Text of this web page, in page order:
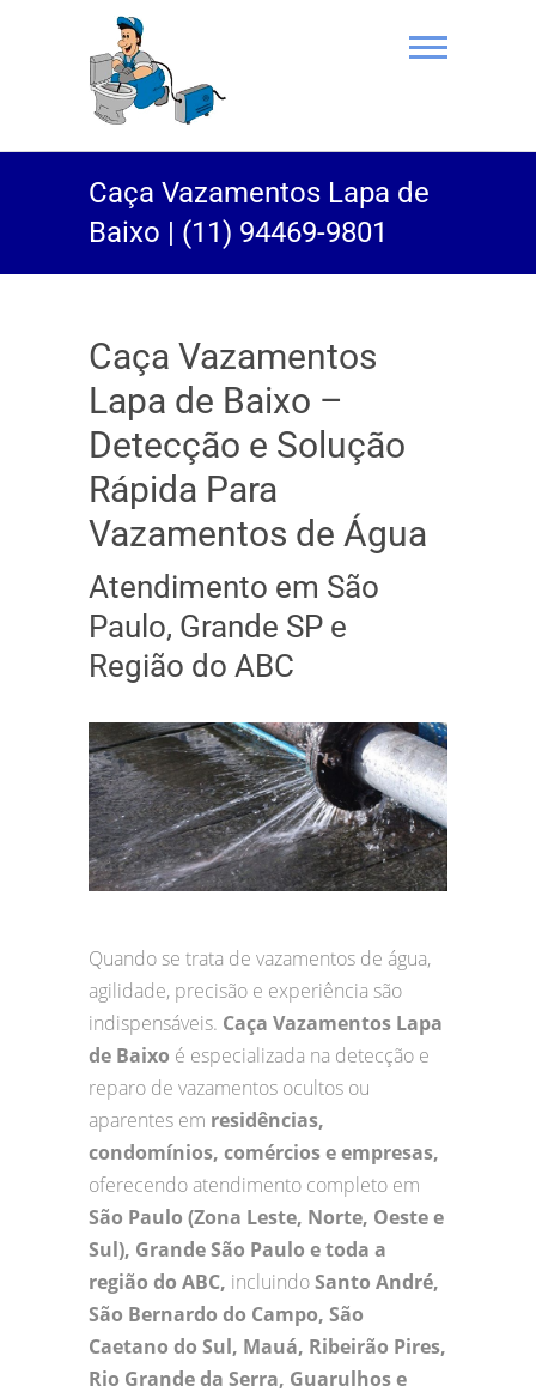
(11) 94469-
9801 |
Desentupidora
Rei do Esgoto
Caça Vazamentos Lapa de
Baixo | (11) 94469-9801
Caça Vazamentos
Lapa de Baixo –
Detecção e Solução
Rápida Para
Vazamentos de Água
Atendimento em São
Paulo, Grande SP e
Região do ABC
Quando se trata de vazamentos de água,
agilidade, precisão e experiência são
indispensáveis. Caça Vazamentos Lapa
de Baixo é especializada na detecção e
reparo de vazamentos ocultos ou
aparentes em residências,
condomínios, comércios e empresas,
oferecendo atendimento completo em
São Paulo (Zona Leste, Norte, Oeste e
Sul), Grande São Paulo e toda a
região do ABC, incluindoSanto André,
São Bernardo do Campo, São
Caetano do Sul, Mauá, Ribeirão Pires,
Rio Grande da Serra, Guarulhos e